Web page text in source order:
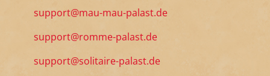
support@mau-mau-palast.de
support@romme-palast.de
support@solitaire-palast.de